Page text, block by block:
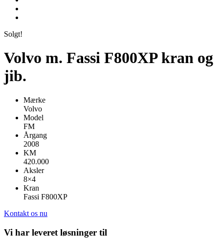
Solgt!
Volvo m. Fassi F800XP kran og
jib.
Mærke
Volvo
Model
FM
Årgang
2008
KM
420.000
Aksler
8×4
Kran
Fassi F800XP
Kontakt os nu
Vi har leveret løsninger til